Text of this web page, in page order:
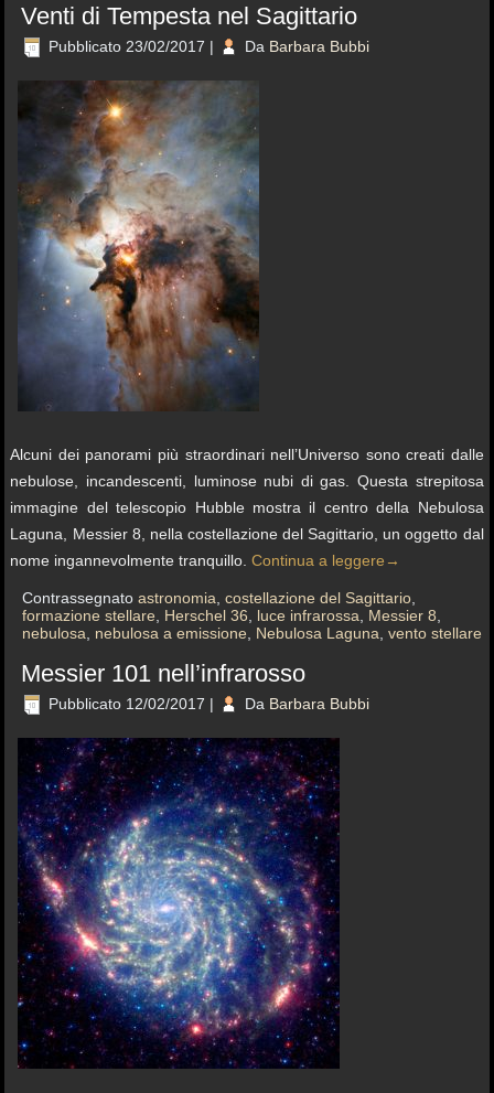
Venti di Tempesta nel Sagittario
Pubblicato 23/02/2017 | Da Barbara Bubbi
Alcuni dei panorami più straordinari nell’Universo sono creati dalle
nebulose, incandescenti, luminose nubi di gas. Questa strepitosa
immagine del telescopio Hubble mostra il centro della Nebulosa
Laguna, Messier 8, nella costellazione del Sagittario, un oggetto dal
nome ingannevolmente tranquillo.Continua a leggere →
Contrassegnato astronomia ,costellazione del Sagittario
formazione stellare
Herschel 36 luce infrarossa Messier 8
nebulosa
nebulosa a emissione Nebulosa Laguna ,vento stellare
Messier 101 nell’infrarosso
Pubblicato 12/02/2017 | Da Barbara Bubbi